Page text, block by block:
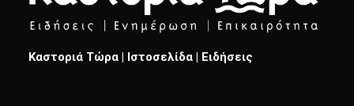
Καστοριά Τώρα | Ιστοσελίδα | Ειδήσεις